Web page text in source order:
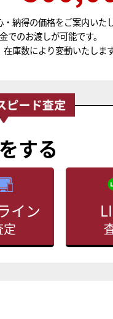
納得の価格をご案内いたし
でのお渡しが可能です。
庫数により変動いたします
をする
イン
定